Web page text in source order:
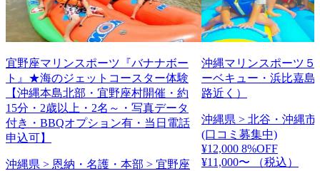
宜野座マリンスポーツ『バナナボー
ト』★海のジェットコースター体験
【沖縄本島北部・宜野座村開催・約
15分・2歳以上・2名～・写真データ
付き・BBQオプション有・当日電話
申込可】
沖縄県 > 恩納・名護・本部 > 宜野座
沖縄マリンスポーツ５
ーベキュー・浜比嘉島
路近く）
沖縄県 > 北谷・沖縄市
(口コミ募集中)
¥12,000 8%OFF
¥11,000〜
（税込）